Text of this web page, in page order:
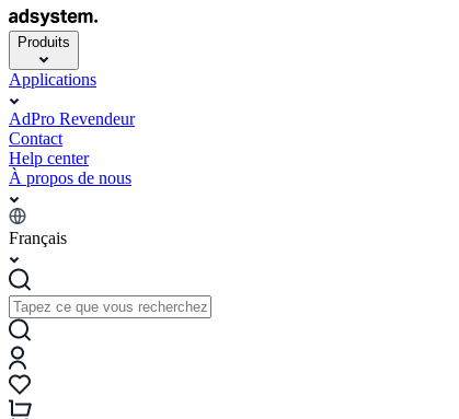
Produits
Applications
AdPro Revendeur
Contact
Help center
À propos de nous
Français